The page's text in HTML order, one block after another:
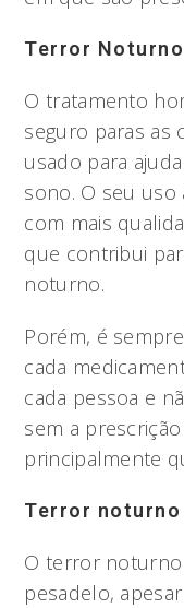
Terror
O tratamento
seguro paras as
usado para
sono. O seu uso
com mais
que contribui
noturno.
Porém, é
cada
cada pessoa e
sem a
principalmente
Terror noturno
O terror
pesadelo,